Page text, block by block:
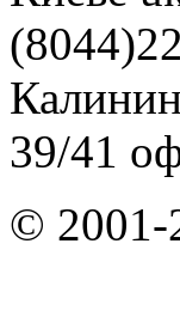
39/41
© 2001-